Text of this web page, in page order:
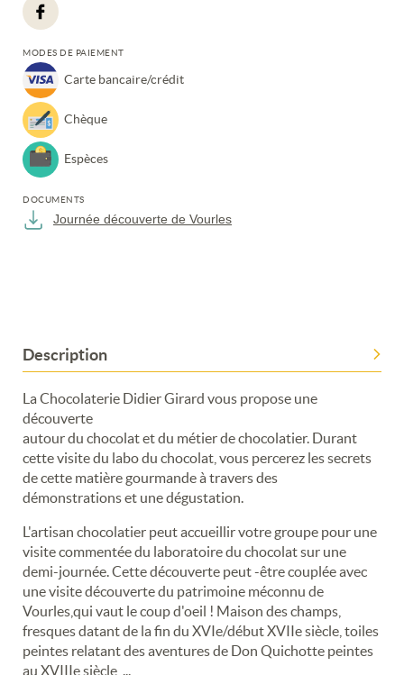
Description
La Chocolaterie Didier Girard vous propose une
découverte
autour du chocolat et du métier de chocolatier. Durant
cette visite du labo du chocolat, vous percerez les secrets
de cette matière gourmande à travers des
démonstrations et une dégustation.
L'artisan chocolatier peut accueillir votre groupe pour une
visite commentée du laboratoire du chocolat sur une
demi-journée. Cette découverte peut -être couplée avec
une visite découverte du patrimoine méconnu de
Vourles,qui vaut le coup d'oeil ! Maison des champs,
fresques datant de la fin du XVIe/début XVIIe siècle, toiles
peintes relatant des aventures de Don Quichotte peintes
au XVIIIe siècle, ...
MODES DE PAIEMENT
Carte bancaire/crédit
Chèque
Espèces
DOCUMENTS
Journée découverte de Vourles